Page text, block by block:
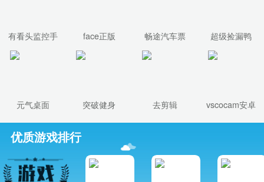
有看头监控手
face正版 畅途汽车票 超级捡漏鸭
元气桌面 突破健身 去剪辑 vscocam安卓
优质游戏排行